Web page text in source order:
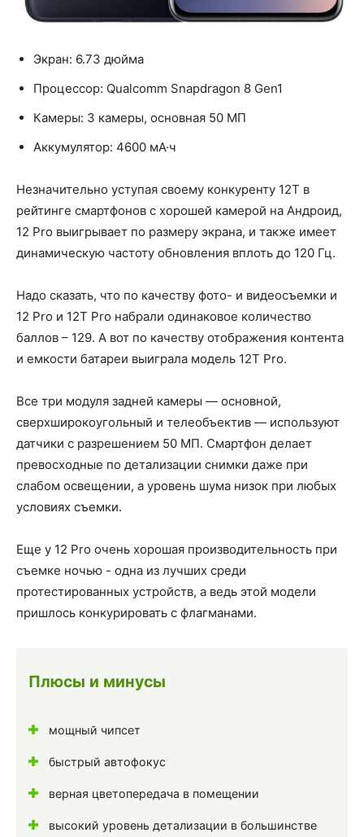
Экран: 6.73 дюйма
Процессор: Qualcomm Snapdragon 8 Gen1
Камеры: 3 камеры, основная 50 МП
Аккумулятор: 4600 мА·ч
Незначительно уступая своему конкуренту 12T в
рейтинге смартфонов с хорошей камерой на Андроид,
12 Pro выигрывает по размеру экрана, и также имеет
динамическую частоту обновления вплоть до 120 Гц.
Надо сказать, что по качеству фото- и видеосъемки и
12 Pro и 12T Pro набрали одинаковое количество
баллов – 129. А вот по качеству отображения контента
и емкости батареи выиграла модель 12T Pro.
Все три модуля задней камеры — основной,
сверхширокоугольный и телеобъектив — используют
датчики с разрешением 50 МП. Смартфон делает
превосходные по детализации снимки даже при
слабом освещении, а уровень шума низок при любых
условиях съемки.
Еще у 12 Pro очень хорошая производительность при
съемке ночью - одна из лучших среди
протестированных устройств, а ведь этой модели
пришлось конкурировать с флагманами.
Плюсы и минусы
мощный чипсет
быстрый автофокус
верная цветопередача в помещении
высокий уровень детализации в большинстве